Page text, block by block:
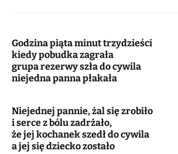
Godzina piąta minut trzydzieści
kiedy pobudka zagrała
grupa rezerwy szła do cywila
niejedna panna płakała
Niejednej pannie, żal się zrobiło
i serce z bólu zadrżało,
że jej kochanek szedł do cywila
a jej się dziecko zostało